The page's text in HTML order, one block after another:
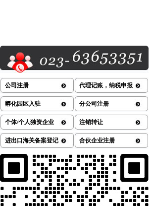
公司注册 代理记账，纳税申报
孵化园区入驻 分公司注册
个体/个人独资企业 注销转让
进出口海关备案登记 合伙企业注册